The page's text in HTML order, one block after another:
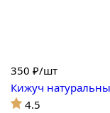
350 ₽/шт
Кижуч
4.5